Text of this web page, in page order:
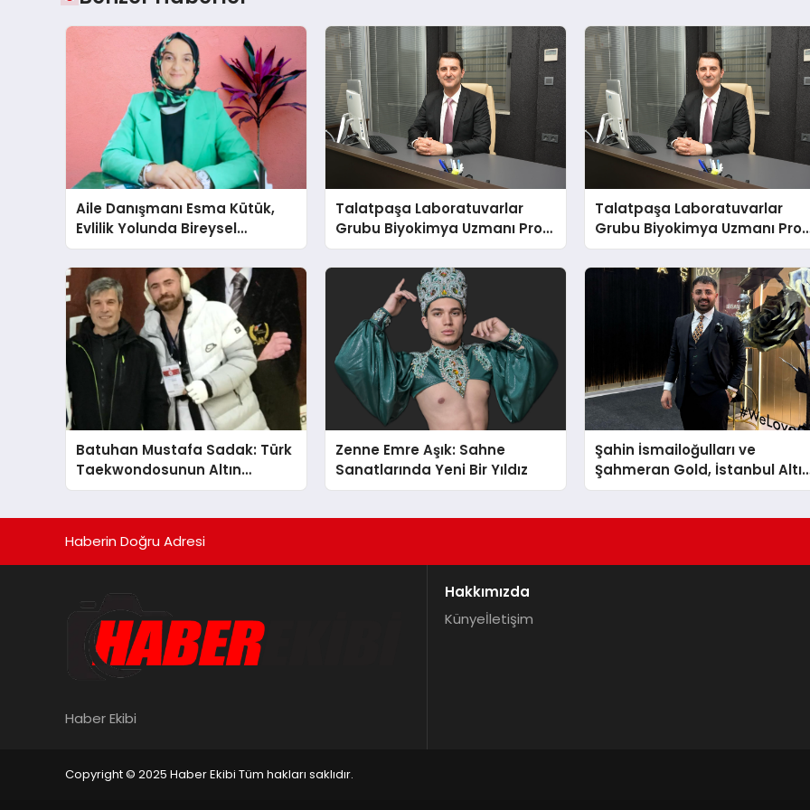
Aile Danışmanı Esma Kütük,
Evlilik Yolunda Bireysel
Farkındalığın ve Sınırların
Gücünü Anlatıyor
Talatpaşa Laboratuvarlar
Grubu Biyokimya Uzmanı Prof.
Dr. Ahmet Var
Talatpaşa Laboratuvarlar
Grubu Biyokimya Uzmanı
Dr. Ahmet Var
Batuhan Mustafa Sadak: Türk
Taekwondosunun Altın
Yumruğu
Zenne Emre Aşık: Sahne
Sanatlarında Yeni Bir Yıldız
Şahin İsmailoğulları ve
Şahmeran Gold, İstanbul
Fuarı’nda Sektöre Damga
Haberin Doğru Adresi
Haber Ekibi
Hakkımızda
Künyeİletişim
Copyright © 2025 Haber Ekibi Tüm hakları saklıdır.